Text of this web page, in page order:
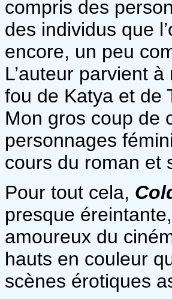
compris des
des individus que
encore, un peu
L’auteur parvient
fou de Katya et de
Mon gros coup de
personnages
cours du roman et
Pour tout cela,
presque
amoureux du
hauts en couleur
scènes érotiques